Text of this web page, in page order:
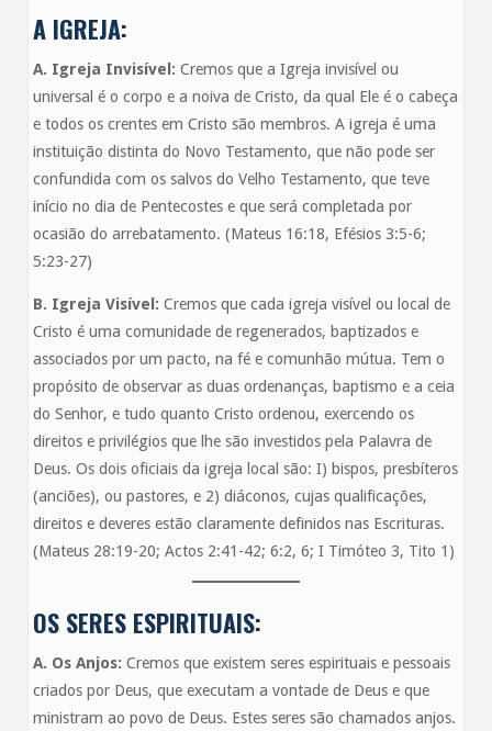
A IGREJA:
A. Igreja Invisível: Cremos que a Igreja invisível ou
universal é o corpo e a noiva de Cristo, da qual Ele é o cabeça
e todos os crentes em Cristo são membros. A igreja é uma
instituição distinta do Novo Testamento, que não pode ser
confundida com os salvos do Velho Testamento, que teve
início no dia de Pentecostes e que será completada por
ocasião do arrebatamento. (Mateus 16:18, Efésios 3:5-6;
5:23-27)
B. Igreja Visível: Cremos que cada igreja visível ou local de
Cristo é uma comunidade de regenerados, baptizados e
associados por um pacto, na fé e comunhão mútua. Tem o
propósito de observar as duas ordenanças, baptismo e a ceia
do Senhor, e tudo quanto Cristo ordenou, exercendo os
direitos e privilégios que lhe são investidos pela Palavra de
Deus. Os dois oficiais da igreja local são: I) bispos, presbíteros
(anciões), ou pastores, e 2) diáconos, cujas qualificações,
direitos e deveres estão claramente definidos nas Escrituras.
(Mateus 28:19-20; Actos 2:41-42; 6:2, 6; I Timóteo 3, Tito 1)
OS SERES ESPIRITUAIS:
A. Os Anjos: Cremos que existem seres espirituais e pessoais
criados por Deus, que executam a vontade de Deus e que
ministram ao povo de Deus. Estes seres são chamados anjos.